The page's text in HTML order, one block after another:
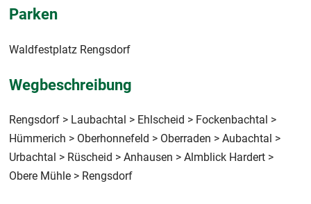
Parken
Waldfestplatz Rengsdorf
Wegbeschreibung
Rengsdorf > Laubachtal > Ehlscheid > Fockenbachtal >
Hümmerich > Oberhonnefeld > Oberraden > Aubachtal >
Urbachtal > Rüscheid > Anhausen > Almblick Hardert >
Obere Mühle > Rengsdorf